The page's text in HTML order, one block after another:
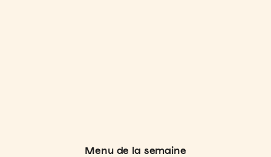
Menu de la semaine